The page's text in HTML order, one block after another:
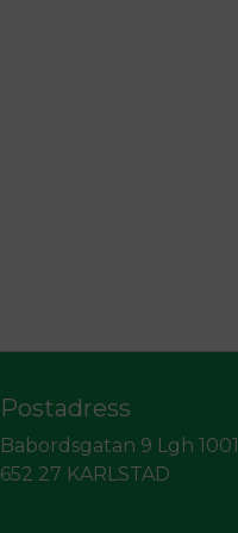
Postadress
Babordsgatan 9 Lgh 1001
652 27 KARLSTAD